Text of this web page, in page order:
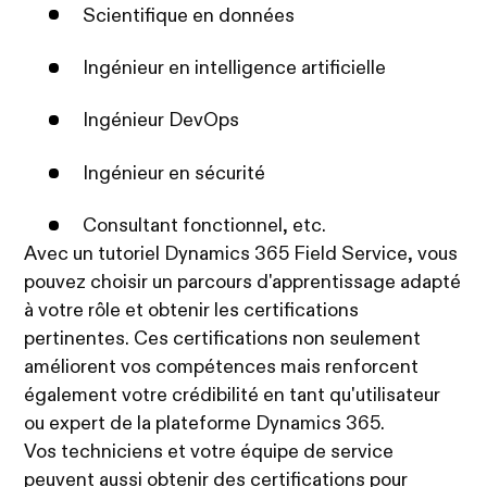
Scientifique en données
Ingénieur en intelligence artificielle
Ingénieur DevOps
Ingénieur en sécurité
Consultant fonctionnel, etc.
Avec un tutoriel Dynamics 365 Field Service, vous
pouvez choisir un parcours d'apprentissage adapté
à votre rôle et obtenir les certifications
pertinentes. Ces certifications non seulement
améliorent vos compétences mais renforcent
également votre crédibilité en tant qu'utilisateur
ou expert de la plateforme Dynamics 365.
Vos techniciens et votre équipe de service
peuvent aussi obtenir des certifications pour